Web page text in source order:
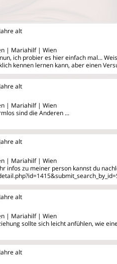
alt
| Mariahilf | Wien
ich probier es hier einfach mal...
kennen lernen kann, aber einen
alt
| Mariahilf | Wien
sind die Anderen ...
alt
| Mariahilf | Wien
infos zu meiner person kannst du
alt
| Mariahilf | Wien
sollte sich leicht anfühlen, wie
alt